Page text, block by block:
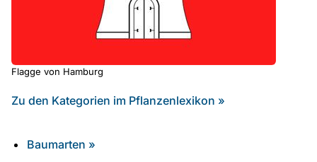
Flagge von Hamburg
Zu den Kategorien im Pflanzenlexikon »
Baumarten »